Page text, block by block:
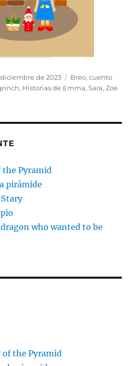
de 2023 Etiquetas
Breo,cuento
, Historias de Emma,Sara,Zoe
the Pyramid
pirámide
who wanted to be
of the Pyramid